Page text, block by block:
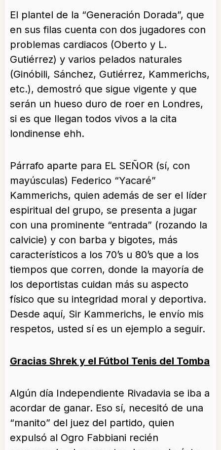
El plantel de la “Generación Dorada”, que
en sus filas cuenta con dos jugadores con
problemas cardiacos (Oberto y L.
Gutiérrez) y varios pelados naturales
(Ginóbili, Sánchez, Gutiérrez, Kammerichs,
etc.), demostró que sigue vigente y que
serán un hueso duro de roer en Londres,
si es que llegan todos vivos a la cita
londinense ehh.
Párrafo aparte para EL SEÑOR (sí, con
mayúsculas) Federico “Yacaré”
Kammerichs, quien además de ser el líder
espiritual del grupo, se presenta a jugar
con una prominente “entrada” (rozando la
calvicie) y con barba y bigotes, más
característicos a los 70’s u 80’s que a los
tiempos que corren, donde la mayoría de
los deportistas cuidan más su aspecto
físico que su integridad moral y deportiva.
Desde aquí, Sir Kammerichs, le envío mis
respetos, usted sí es un ejemplo a seguir.
Gracias Shrek y el Fútbol Tenis del Tomba
Algún día Independiente Rivadavia se iba a
acordar de ganar. Eso sí, necesitó de una
“manito” del juez del partido, quien
expulsó al Ogro Fabbiani recién